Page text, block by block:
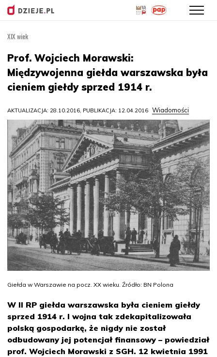
treści
XIX wiek
Prof. Wojciech Morawski:
Międzywojenna giełda warszawska była
cieniem giełdy sprzed 1914 r.
AKTUALIZACJA: 28.10.2016, PUBLIKACJA: 12.04.2016 Wiadomości
Giełda w Warszawie na pocz. XX wieku. Źródło: BN Polona
W II RP giełda warszawska była cieniem giełdy
sprzed 1914 r. I wojna tak zdekapitalizowała
polską gospodarkę, że nigdy nie został
odbudowany jej potencjał finansowy – powiedział
prof. Wojciech Morawski z SGH. 12 kwietnia 1991